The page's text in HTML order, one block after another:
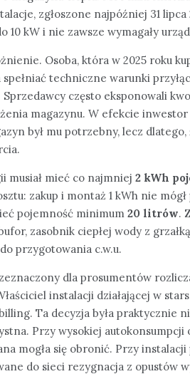
zgłoszone najpóźniej 31
10 kW i nie zawsze wymagały
Osoba, która w 2025 roku
spełniać techniczne warunki
często eksponowali
magazynu. W efekcie
był mu potrzebny, lecz
musiał mieć co najmniej 2 kWh
zakup i montaż 1 kWh nie
pojemność minimum 20 litrów.
zasobnik ciepłej wody z
przygotowania c.w.u.
dla prosumentów
instalacji działającej w
Ta decyzja była praktycznie
Przy wysokiej
mogła się obronić. Przy
do sieci rezygnacja z opustów